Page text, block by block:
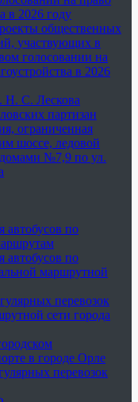
в 2026 году
общественных
участвующих в
голосовании на
в 2026
Н. С. Лескова
партизан
ограниченная
шоссе, ледовой
№7,9 по ул.
автобусов по
автобусов по
маршрутной
перевозок
сети города
в городе Орле
перевозок